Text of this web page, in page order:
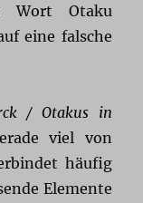
Wort Otaku
eine falsche
/ Otakus in
viel von
häufig
Elemente